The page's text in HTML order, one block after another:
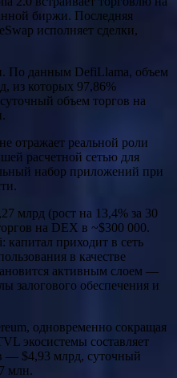
биржи. Последняя
исполняет сделки,
По данным DefiLlama, объем
из которых 97,86%
объем торгов на
отражает реальной роли
расчетной сетью для
набор приложений при
млрд (рост на 13,4% за 30
на DEX в ~$300 000.
капитал приходит в сеть
в качестве
активным слоем —
залогового обеспечения и
одновременно сокращая
экосистемы составляет
— $4,93 млрд, суточный
млн.